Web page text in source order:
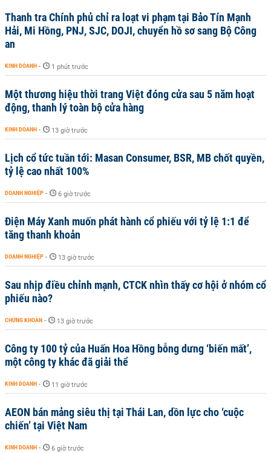
Thanh tra Chính phủ chỉ ra loạt vi phạm tại Bảo Tín Mạnh
Hải, Mi Hồng, PNJ, SJC, DOJI, chuyển hồ sơ sang Bộ Công
an
KINH DOANH - 1 phút trước
Một thương hiệu thời trang Việt đóng cửa sau 5 năm hoạt
động, thanh lý toàn bộ cửa hàng
KINH DOANH - 13 giờ trước
Lịch cổ tức tuần tới: Masan Consumer, BSR, MB chốt quyền,
tỷ lệ cao nhất 100%
DOANH NGHIỆP - 6 giờ trước
Điện Máy Xanh muốn phát hành cổ phiếu với tỷ lệ 1:1 để
tăng thanh khoản
DOANH NGHIỆP - 13 giờ trước
Sau nhịp điều chỉnh mạnh, CTCK nhìn thấy cơ hội ở nhóm cổ
phiếu nào?
CHỨNG KHOÁN - 13 giờ trước
Công ty 100 tỷ của Huấn Hoa Hồng bỗng dưng ‘biến mất’,
một công ty khác đã giải thể
KINH DOANH - 11 giờ trước
AEON bán mảng siêu thị tại Thái Lan, dồn lực cho ‘cuộc
chiến’ tại Việt Nam
KINH DOANH - 6 giờ trước